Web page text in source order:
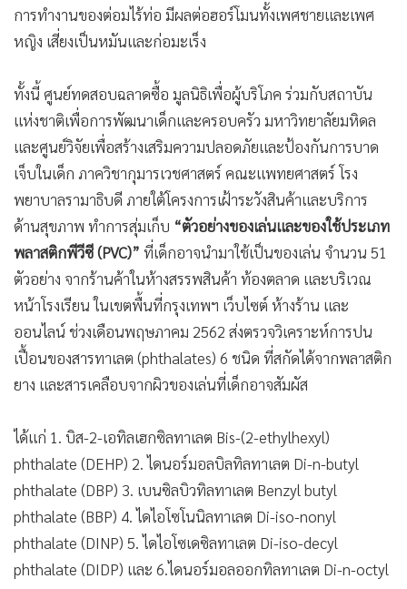
• ญี่ปุ่น
• News1
การทำงานของต่อมไร้ท่อ มีผลต่อฮอร์โมนทั้งเพศชายและเพศ
หญิง เสี่ยงเป็นหมันและก่อมะเร็ง
ทั้งนี้ ศูนย์ทดสอบฉลาดซื้อ มูลนิธิเพื่อผู้บริโภค ร่วมกับสถาบัน
แห่งชาติเพื่อการพัฒนาเด็กและครอบครัว มหาวิทยาลัยมหิดล
และศูนย์วิจัยเพื่อสร้างเสริมความปลอดภัยและป้องกันการบาด
เจ็บในเด็ก ภาควิชากุมารเวชศาสตร์ คณะแพทยศาสตร์ โรง
พยาบาลรามาธิบดี ภายใต้โครงการเฝ้าระวังสินค้าและบริการ
ด้านสุขภาพ ทำการสุ่มเก็บ “ตัวอย่างของเล่นและของใช้ประเภท
พลาสติกพีวีซี (PVC)” ที่เด็กอาจนำมาใช้เป็นของเล่น จำนวน 51
ตัวอย่าง จากร้านค้าในห้างสรรพสินค้า ท้องตลาด และบริเวณ
หน้าโรงเรียน ในเขตพื้นที่กรุงเทพฯ เว็บไซต์ ห้างร้าน และ
ออนไลน์ ช่วงเดือนพฤษภาคม 2562 ส่งตรวจวิเคราะห์การปน
เปื้อนของสารทาเลต (phthalates) 6 ชนิด ที่สกัดได้จากพลาสติก
ยาง และสารเคลือบจากผิวของเล่นที่เด็กอาจสัมผัส
ได้แก่ 1. บิส-2-เอทิลเฮกซิลทาเลต Bis-(2-ethylhexyl)
phthalate (DEHP) 2. ไดนอร์มอลบิลทิลทาเลต Di-n-butyl
phthalate (DBP) 3. เบนซิลบิวทิลทาเลต Benzyl butyl
phthalate (BBP) 4. ไดไอโซโนนิลทาเลต Di-iso-nonyl
phthalate (DINP) 5. ไดไอโซเดซิลทาเลต Di-iso-decyl
phthalate (DIDP) และ 6.ไดนอร์มอลออกทิลทาเลต Di-n-octyl